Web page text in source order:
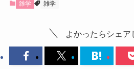
雑学 雑学
よかったらシェア